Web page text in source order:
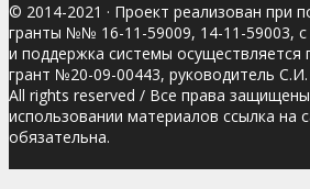
© 2014-2021 · Проект реализован при
гранты №№ 16-11-59009, 14-11-59003, с
и поддержка системы
грант №20-09-00443, руководитель
All rights reserved / Все права
использовании материалов ссылка на
обязательна.